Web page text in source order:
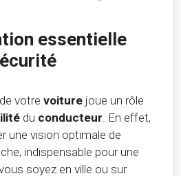
essentielle
de votre voiture joue un rôle
du conducteur. En effet,
une vision optimale de
indispensable pour une
soyez en ville ou sur